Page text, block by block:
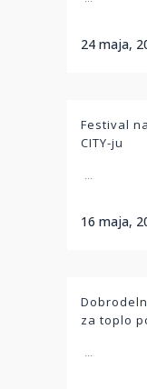
24 maja,
Festival
CITY-ju
...
16 maja,
za toplo
...